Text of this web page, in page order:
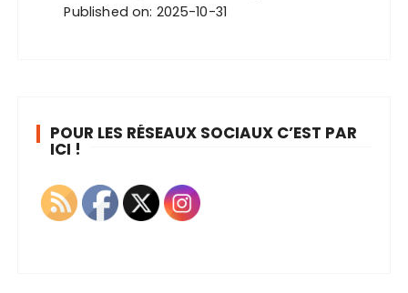
Published on: 2025-10-31
POUR LES RÉSEAUX SOCIAUX C’EST PAR
ICI !